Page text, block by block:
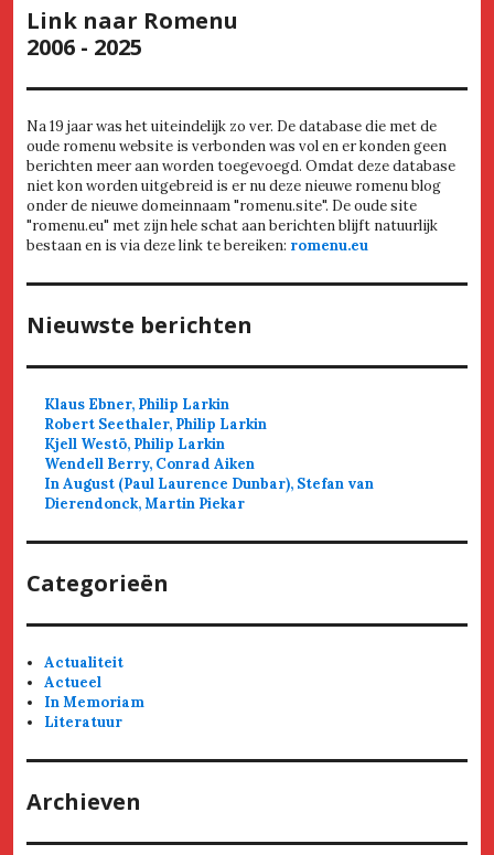
Link naar Romenu
2006 - 2025
Na 19 jaar was het uiteindelijk zo ver. De database die met de
oude romenu website is verbonden was vol en er konden geen
berichten meer aan worden toegevoegd. Omdat deze database
niet kon worden uitgebreid is er nu deze nieuwe romenu blog
onder de nieuwe domeinnaam "romenu.site". De oude site
"romenu.eu" met zijn hele schat aan berichten blijft natuurlijk
bestaan en is via deze link te bereiken: romenu.eu
Nieuwste berichten
Klaus Ebner, Philip Larkin
Robert Seethaler, Philip Larkin
Kjell Westö, Philip Larkin
Wendell Berry, Conrad Aiken
In August (Paul Laurence Dunbar), Stefan van
Dierendonck, Martin Piekar
Categorieën
Actualiteit
Actueel
In Memoriam
Literatuur
Archieven